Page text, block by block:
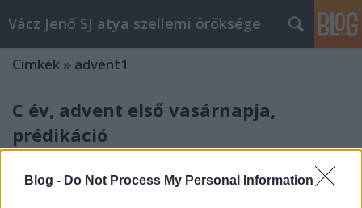
Blog - Do Not Process My Personal Information
Vácz Jenő SJ atya szellemi öröksége
Címkék » advent1
C év, advent első vasárnapja,
prédikáció
vaczjenosjadmin•2012. december 03.